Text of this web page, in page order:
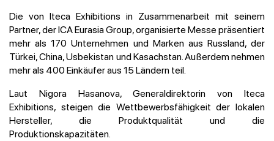
Die von Iteca Exhibitions in Zusammenarbeit mit seinem
Partner, der ICA Eurasia Group, organisierte Messe präsentiert
mehr als 170 Unternehmen und Marken aus Russland, der
Türkei, China, Usbekistan und Kasachstan. Außerdem nehmen
mehr als 400 Einkäufer aus 15 Ländern teil.
Laut Nigora Hasanova, Generaldirektorin von Iteca
Exhibitions, steigen die Wettbewerbsfähigkeit der lokalen
Hersteller, die Produktqualität und die
Produktionskapazitäten.